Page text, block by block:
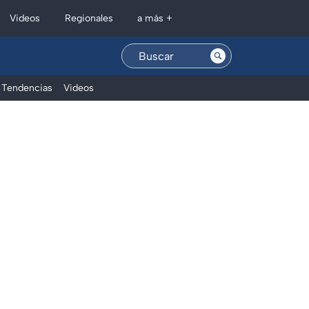
Videos Regionales a más +
Tendencias Videos